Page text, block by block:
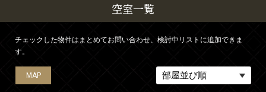
空室一覧
チェックした物件はまとめてお問い合わせ、検討中リストに追加できま
す。
MAP